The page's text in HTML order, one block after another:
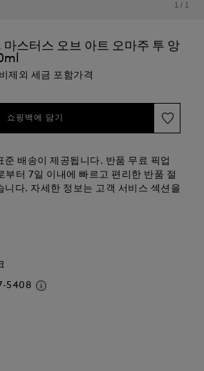
1 / 1
마스터스 오브 아트 오마주 투 앙
제외 세금 포함가격
쇼핑백에 담기
준 배송이 제공됩니다. 반품 무료 픽업
부터 7일 이내에 빠르고 편리한 반품 절
니다. 자세한 정보는 고객 서비스 섹션을
5408